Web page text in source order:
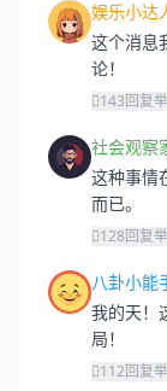
娱乐小达
这个消息
论！
143回复
社会观察
这种事情
而已。
128回复
八卦小能
我的天！
局！
112回复